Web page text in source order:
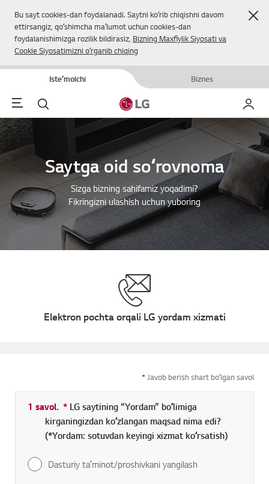
Bu sayt cookies-dan foydalanadi. Saytni koʻrib chiqishni davom
ettirsangiz, qoʻshimcha maʼlumot uchun cookies-dan
foydalanishimizga rozilik bildirasiz, Bizning Maxfiylik Siyosati va
Cookie Siyosatimizni oʻrganib chiqing
Isteʼmolchi Biznes
Menu Qidirish
Saytga oid soʻrovnoma
Sizga bizning sahifamiz yoqadimi?
Fikringizni ulashish uchun yuboring
Elektron pochta orqali LG yordam xizmati
*Javob berish shart boʻlgan savol
1 savol. * Toʻldirish shart boʻlgan maydon
LG saytining “Yordam” boʻlimiga
kirganingizdan koʻzlangan maqsad nima edi?
(*Yordam: sotuvdan keyingi xizmat koʻrsatish)
Dasturiy taʼminot/proshivkani yangilash